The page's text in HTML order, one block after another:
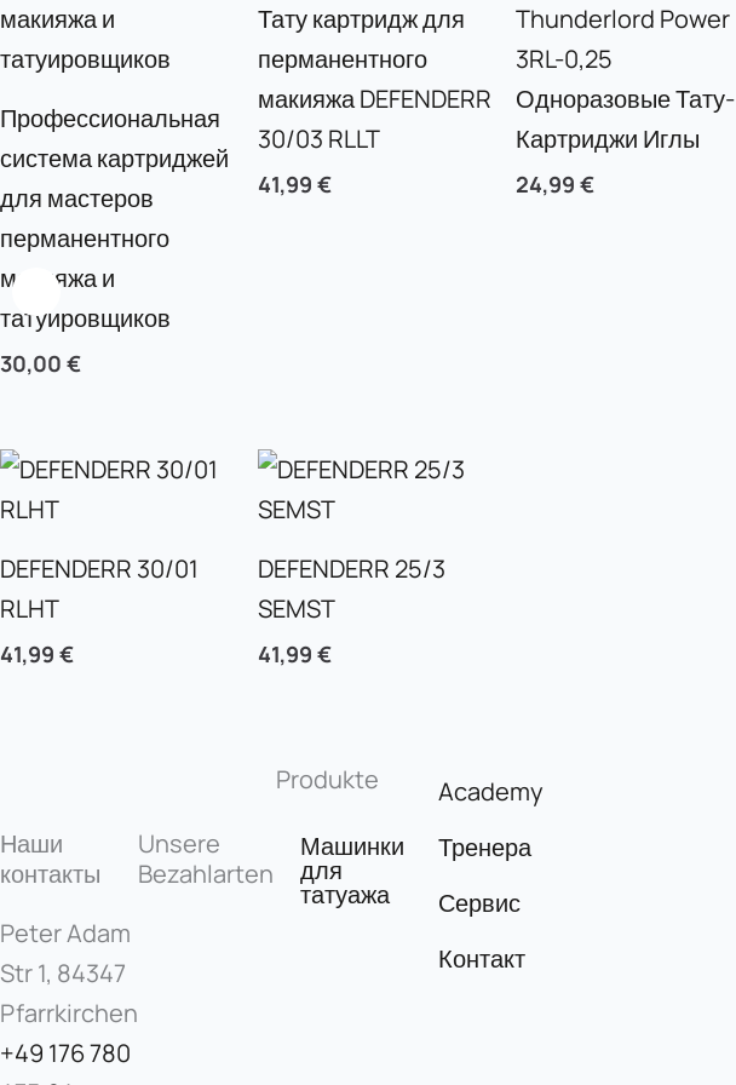
Профессиональная
система картриджей
для мастеров
перманентного
макияжа и
татуировщиков
30,00 €
Тату картридж для
перманентного
макияжа DEFENDERR
30/03 RLLT
41,99€
Thunderlord Power
3RL-0,25
Одноразовые Тату-
Картриджи Иглы
24,99€
DEFENDERR 30/01
RLHT
41,99 €
DEFENDERR 25/3
SEMST
41,99€
Наши
контакты
Peter Adam
Str 1, 84347
Pfarrkirchen
+49 176 780
Unsere
Bezahlarten
Produkte
Машинки
для
татуажа
Academy
Тренера
Сервис
Контакт